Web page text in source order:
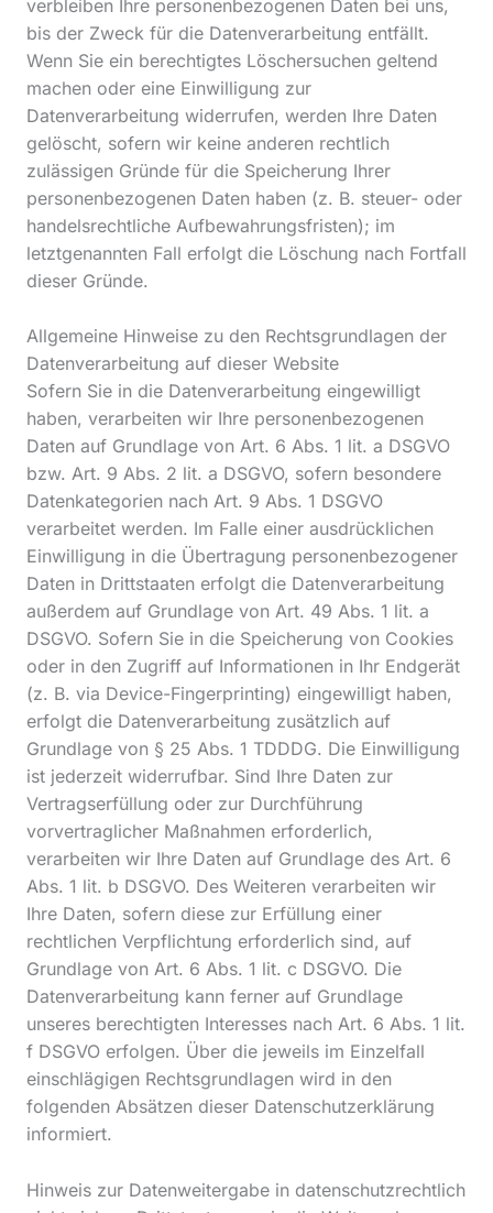
verbleiben Ihre personenbezogenen Daten bei uns,
bis der Zweck für die Datenverarbeitung entfällt.
Wenn Sie ein berechtigtes Löschersuchen geltend
machen oder eine Einwilligung zur
Datenverarbeitung widerrufen, werden Ihre Daten
gelöscht, sofern wir keine anderen rechtlich
zulässigen Gründe für die Speicherung Ihrer
personenbezogenen Daten haben (z. B. steuer- oder
handelsrechtliche Aufbewahrungsfristen); im
letztgenannten Fall erfolgt die Löschung nach Fortfall
dieser Gründe.
Allgemeine Hinweise zu den Rechtsgrundlagen der
Datenverarbeitung auf dieser Website
Sofern Sie in die Datenverarbeitung eingewilligt
haben, verarbeiten wir Ihre personenbezogenen
Daten auf Grundlage von Art. 6 Abs. 1 lit. a DSGVO
bzw. Art. 9 Abs. 2 lit. a DSGVO, sofern besondere
Datenkategorien nach Art. 9 Abs. 1 DSGVO
verarbeitet werden. Im Falle einer ausdrücklichen
Einwilligung in die Übertragung personenbezogener
Daten in Drittstaaten erfolgt die Datenverarbeitung
außerdem auf Grundlage von Art. 49 Abs. 1 lit. a
DSGVO. Sofern Sie in die Speicherung von Cookies
oder in den Zugriff auf Informationen in Ihr Endgerät
(z. B. via Device-Fingerprinting) eingewilligt haben,
erfolgt die Datenverarbeitung zusätzlich auf
Grundlage von § 25 Abs. 1 TDDDG. Die Einwilligung
ist jederzeit widerrufbar. Sind Ihre Daten zur
Vertragserfüllung oder zur Durchführung
vorvertraglicher Maßnahmen erforderlich,
verarbeiten wir Ihre Daten auf Grundlage des Art. 6
Abs. 1 lit. b DSGVO. Des Weiteren verarbeiten wir
Ihre Daten, sofern diese zur Erfüllung einer
rechtlichen Verpflichtung erforderlich sind, auf
Grundlage von Art. 6 Abs. 1 lit. c DSGVO. Die
Datenverarbeitung kann ferner auf Grundlage
unseres berechtigten Interesses nach Art. 6 Abs. 1 lit.
f DSGVO erfolgen. Über die jeweils im Einzelfall
einschlägigen Rechtsgrundlagen wird in den
folgenden Absätzen dieser Datenschutzerklärung
informiert.
Hinweis zur Datenweitergabe in datenschutzrechtlich